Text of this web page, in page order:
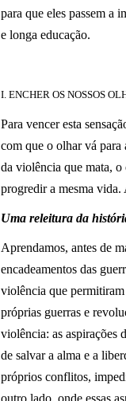
para que eles passem a
e longa educação.
I. ENCHER OS NOSSOS
Para vencer esta
com que o olhar vá para
da violência que mata,
progredir a mesma vida.
Uma releitura da
Aprendamos, antes de
encadeamentos das
violência que permitiram
próprias guerras e
violência: as aspirações
de salvar a alma e a
próprios conflitos,
outro lado, onde essas